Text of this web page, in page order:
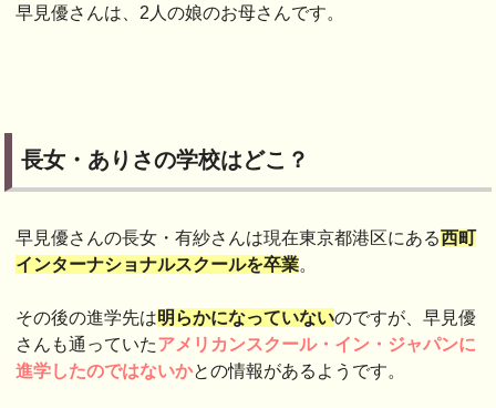
早見優さんは、2人の娘のお母さんです。
長女・ありさの学校はどこ？
早見優さんの長女・有紗さんは現在東京都港区にある西町
インターナショナルスクールを卒業。
その後の進学先は明らかになっていないのですが、早見優
さんも通っていたアメリカンスクール・イン・ジャパンに
進学したのではないかとの情報があるようです。